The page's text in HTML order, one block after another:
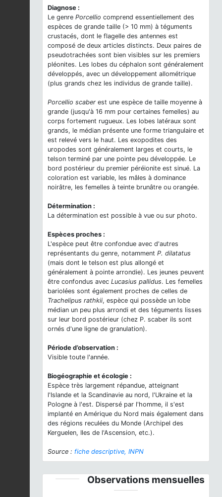
Diagnose :
Le genre Porcellio comprend essentiellement des
espèces de grande taille (> 10 mm) à téguments
crustacés, dont le flagelle des antennes est
composé de deux articles distincts. Deux paires de
pseudotrachées sont bien visibles sur les premiers
pléonites. Les lobes du céphalon sont généralement
développés, avec un développement allométrique
(plus grands chez les individus de grande taille).
Porcellio scaber est une espèce de taille moyenne à
grande (jusqu'à 16 mm pour certaines femelles) au
corps fortement rugueux. Les lobes latéraux sont
grands, le médian présente une forme triangulaire et
est relevé vers le haut. Les exopodites des
uropodes sont généralement larges et courts, le
telson terminé par une pointe peu développée. Le
bord postérieur du premier péréionite est sinué. La
coloration est variable, les mâles à dominance
noirâtre, les femelles à teinte brunâtre ou orangée.
Détermination :
La détermination est possible à vue ou sur photo.
Espèces proches :
L'espèce peut être confondue avec d'autres
représentants du genre, notamment P. dilatatus
(mais dont le telson est plus allongé et
généralement à pointe arrondie). Les jeunes peuvent
être confondus avec Lucasius pallidus. Les femelles
bariolées sont également proches de celles de
Trachelipus rathkii, espèce qui possède un lobe
médian un peu plus arrondi et des téguments lisses
sur leur bord postérieur (chez P. scaber ils sont
ornés d'une ligne de granulation).
Période d’observation :
Visible toute l'année.
Biogéographie et écologie :
Espèce très largement répandue, atteignant
l'Islande et la Scandinavie au nord, l'Ukraine et la
Pologne à l'est. Dispersé par l'homme, il s'est
implanté en Amérique du Nord mais également dans
des régions reculées du Monde (Archipel des
Kerguelen, Iles de l'Ascension, etc.).
Source : fiche descriptive, INPN
Observations mensuelles